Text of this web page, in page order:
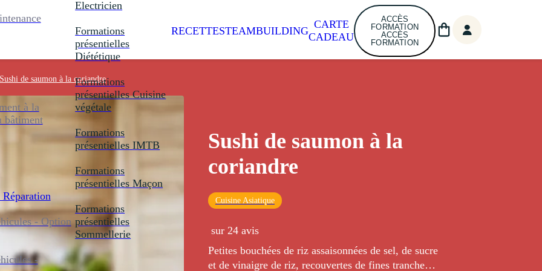
à la
bâtiment
- Option
-
Electricien
Formations
présentielles
Diététique
Formations
présentielles Cuisine
végétale
Formations
présentielles IMTB
Formations
présentielles Maçon
Formations
présentielles
Sommellerie
RECETTESTEAMBUILDING
CARTE
CADEAU
ACCÈS
FORMATION
ACCÈS
FORMATION
Sushi de saumon à la coriandre
Sushi de saumon à la
coriandre
Cuisine Asiatique
sur 24 avis
Petites bouchées de riz assaisonnées de sel, de sucre
et de vinaigre de riz, recouvertes de fines tranches